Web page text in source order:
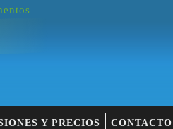
Y PRECIOS CONTACTO